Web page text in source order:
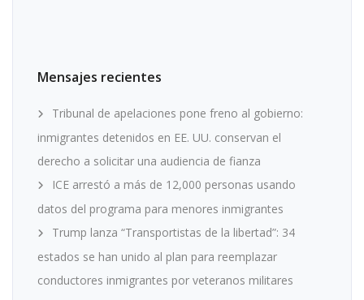
Mensajes recientes
Tribunal de apelaciones pone freno al gobierno:
inmigrantes detenidos en EE. UU. conservan el
derecho a solicitar una audiencia de fianza
ICE arrestó a más de 12,000 personas usando
datos del programa para menores inmigrantes
Trump lanza “Transportistas de la libertad”: 34
estados se han unido al plan para reemplazar
conductores inmigrantes por veteranos militares